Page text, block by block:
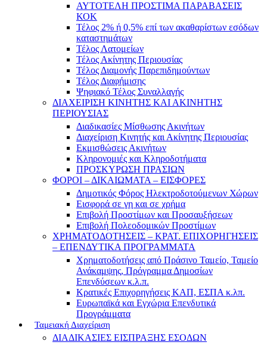
ΑΥΤΟΤΕΛΗ ΠΡΟΣΤΙΜΑ ΠΑΡΑΒΑΣΕΙΣ
ΚΟΚ
Τέλος 2% ή 0,5% επί των ακαθαρίστων εσόδων
καταστημάτων
Τέλος Λατομείων
Τέλος Ακίνητης Περιουσίας
Τέλος Διαμονής Παρεπιδημούντων
Τέλος Διαφήμισης
Ψηφιακό Τέλος Συναλλαγής
ΔΙΑΧΕΙΡΙΣΗ ΚΙΝΗΤΗΣ ΚΑΙ ΑΚΙΝΗΤΗΣ
ΠΕΡΙΟΥΣΙΑΣ
Διαδικασίες Μίσθωσης Ακινήτων
Διαχείριση Κινητής και Ακίνητης Περιουσίας
Εκμισθώσεις Ακινήτων
Κληρονομιές και Κληροδοτήματα
ΠΡΟΣΚΥΡΩΣΗ ΠΡΑΣΙΩΝ
ΦΟΡΟΙ – ΔΙΚΑΙΩΜΑΤΑ – ΕΙΣΦΟΡΕΣ
Δημοτικός Φόρος Ηλεκτροδοτούμενων Χώρων
Εισφορά σε γη και σε χρήμα
Επιβολή Προστίμων και Προσαυξήσεων
Επιβολή Πολεοδομικών Προστίμων
ΧΡΗΜΑΤΟΔΟΤΗΣΕΙΣ – ΚΡΑΤ. ΕΠΙΧΟΡΗΓΗΣΕΙΣ
– ΕΠΕΝΔΥΤΙΚΑ ΠΡΟΓΡΑΜΜΑΤΑ
Χρηματοδοτήσεις από Πράσινο Ταμείο, Ταμείο
Ανάκαμψης, Πρόγραμμα Δημοσίων
Επενδύσεων κ.λ.π.
Κρατικές Επιχορηγήσεις ΚΑΠ, ΕΣΠΑ κ.λπ.
Ευρωπαϊκά και Εγχώρια Επενδυτικά
Προγράμματα
Ταμειακή Διαχείριση
ΔΙΑΔΙΚΑΣΙΕΣ ΕΙΣΠΡΑΞΗΣ ΕΣΟΔΩΝ